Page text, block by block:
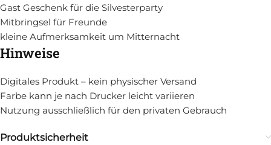
Gast Geschenk für die Silvesterparty
Mitbringsel für Freunde
kleine Aufmerksamkeit um Mitternacht
Hinweise
Digitales Produkt – kein physischer Versand
Farbe kann je nach Drucker leicht variieren
Nutzung ausschließlich für den privaten Gebrauch
Produktsicherheit